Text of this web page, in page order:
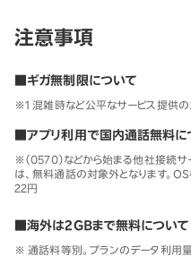
注意事項
■ギガ無制限について
※1 混雑時など公平なサービス提供
■アプリ利用で国内通話無料に
※（0570）などから始まる他社接続サ
は、無料通話の対象外となります。
22円
■海外は2GBまで無料について
※ 通話料等別。プランのデータ利用